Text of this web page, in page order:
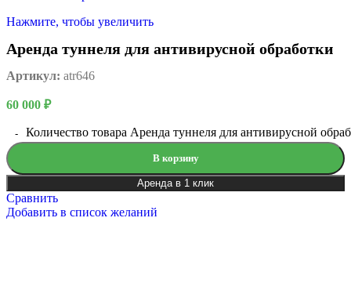
Нажмите, чтобы увеличить
Аренда туннеля для антивирусной обработки
Артикул: atr646
60 000 ₽
Количество товара Аренда туннеля для антивирусной
В корзину
Аренда в 1 клик
Сравнить
Добавить в список желаний